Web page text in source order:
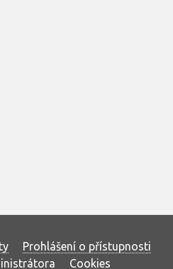
Prohlášení o přístupnosti
Cookies